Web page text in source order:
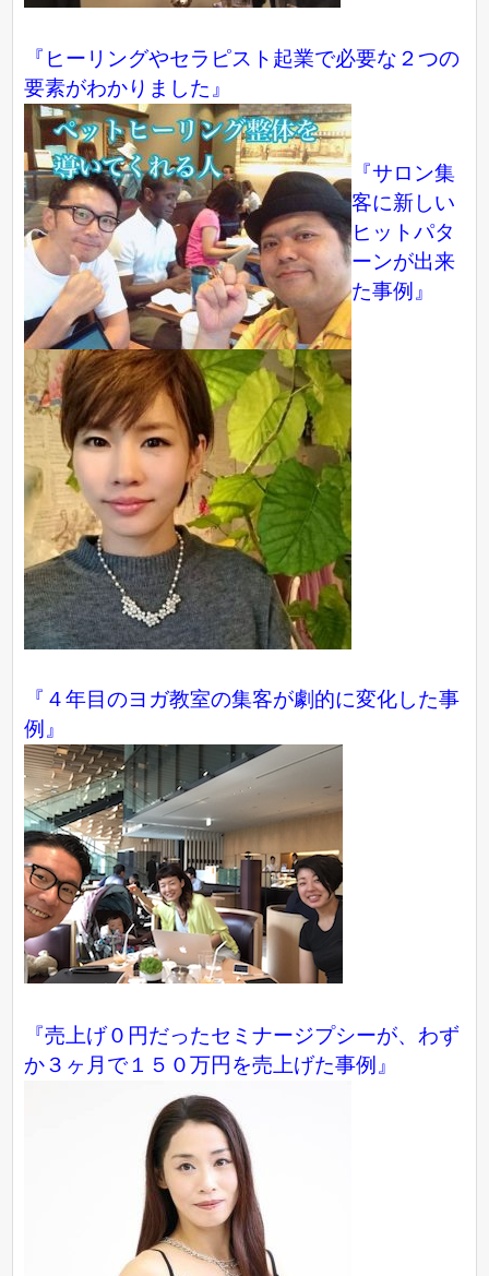
『ヒーリングやセラピスト起業で必要な２つの
要素がわかりました』
『サロン集
客に新しい
ヒットパタ
ーンが出来
た事例』
『４年目のヨガ教室の集客が劇的に変化した事
例』
『売上げ０円だったセミナージプシーが、わず
か３ヶ月で１５０万円を売上げた事例』